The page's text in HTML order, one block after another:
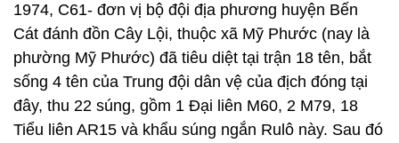
1974, C61- đơn vị bộ đội địa phương huyện Bến
Cát đánh đồn Cây Lội, thuộc xã Mỹ Phước (nay là
phường Mỹ Phước) đã tiêu diệt tại trận 18 tên, bắt
sống 4 tên của Trung đội dân vệ của địch đóng tại
đây, thu 22 súng, gồm 1 Đại liên M60, 2 M79, 18
Tiểu liên AR15 và khẩu súng ngắn Rulô này. Sau đó